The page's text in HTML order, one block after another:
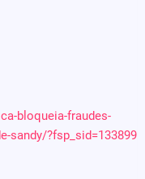
bloqueia-fraudes-
sandy/?fsp_sid=133899